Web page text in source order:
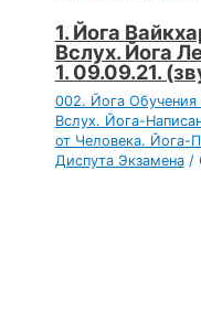
1. Йога
Вслух. Йога
1. 09.09.21.
002. Йога Обучения
Вслух. Йога-
от Человека. Йога-
Диспута Экзамена/